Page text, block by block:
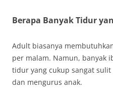
Berapa Banyak Tidur
Adult biasanya
per malam. Namun, banyak
tidur yang cukup sangat
dan mengurus anak.